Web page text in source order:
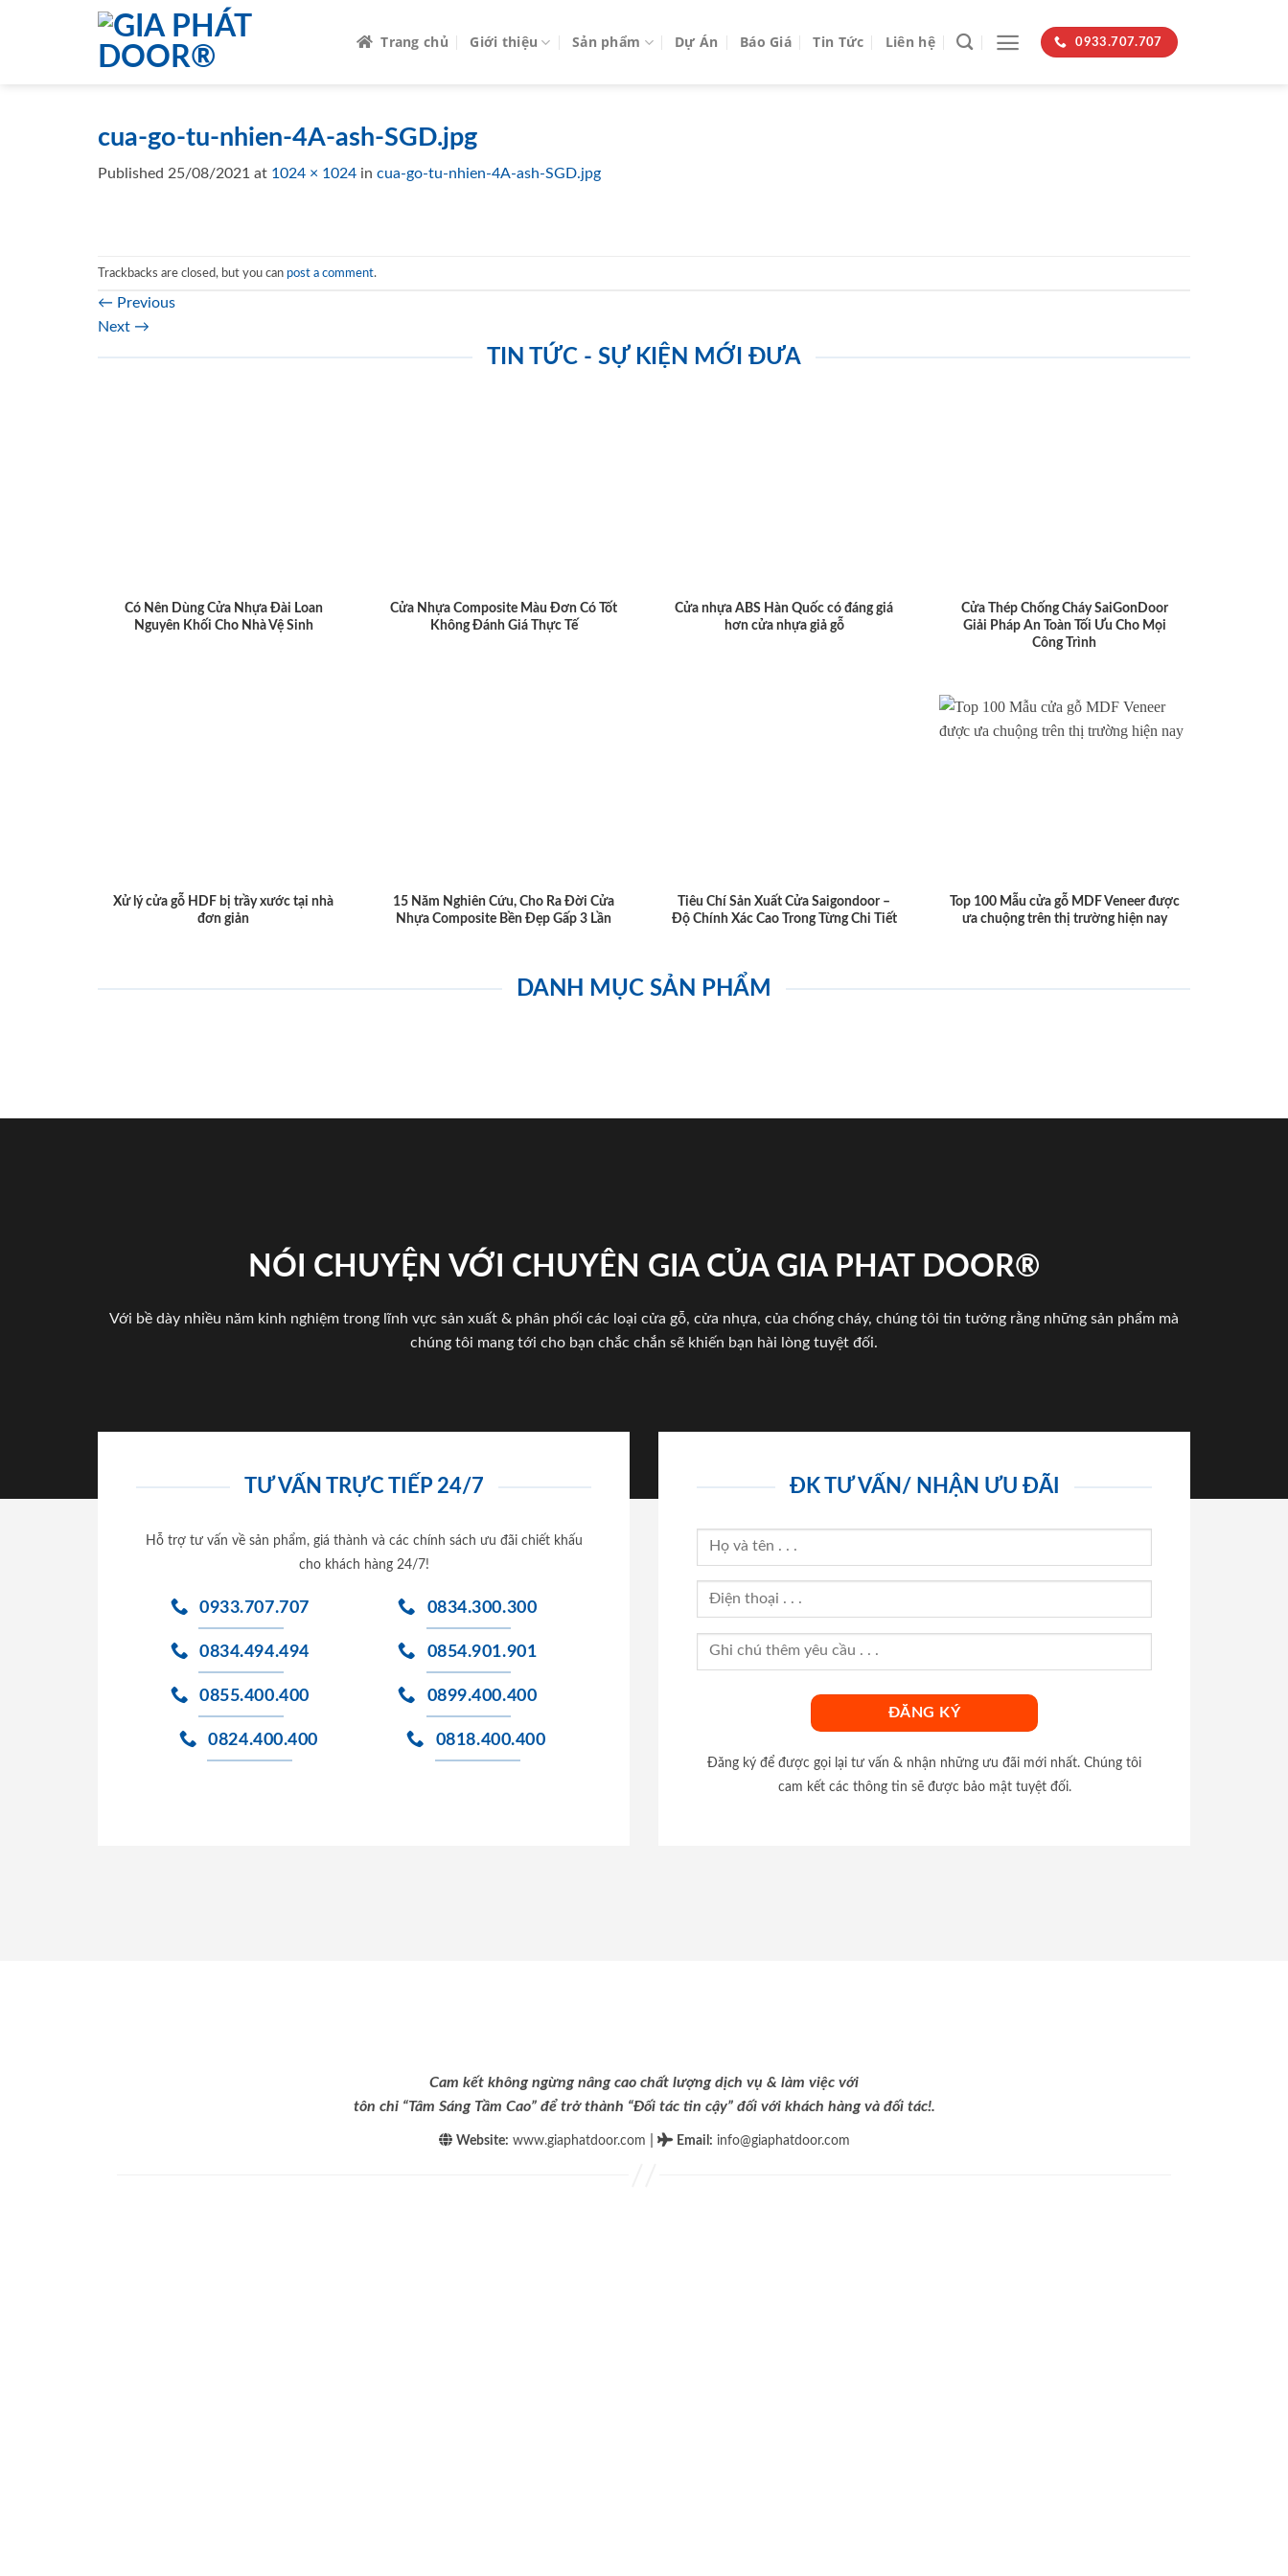
Trang chủ Giới thiệu Sản phẩm Dự Án Báo Giá Tin Tức Liên hệ 0933.707.707
cua-go-tu-nhien-4A-ash-SGD.jpg
Published 25/08/2021 at 1024 × 1024 in cua-go-tu-nhien-4A-ash-SGD.jpg
Trackbacks are closed, but you can post a comment.
← Previous
Next →
TIN TỨC - SỰ KIỆN MỚI ĐƯA
Có Nên Dùng Cửa Nhựa Đài Loan
Nguyên Khối Cho Nhà Vệ Sinh
Cửa Nhựa Composite Màu Đơn Có Tốt
Không Đánh Giá Thực Tế
Cửa nhựa ABS Hàn Quốc có đáng giá
hơn cửa nhựa giả gỗ
Cửa Thép Chống Cháy SaiGonDoor
Giải Pháp An Toàn Tối Ưu Cho Mọi
Công Trình
Xử lý cửa gỗ HDF bị trầy xước tại nhà
đơn giản
15 Năm Nghiên Cứu, Cho Ra Đời Cửa
Nhựa Composite Bền Đẹp Gấp 3 Lần
Tiêu Chí Sản Xuất Cửa Saigondoor –
Độ Chính Xác Cao Trong Từng Chi Tiết
Top 100 Mẫu cửa gỗ MDF Veneer được
ưa chuộng trên thị trường hiện nay
DANH MỤC SẢN PHẨM
NÓI CHUYỆN VỚI CHUYÊN GIA CỦA GIA PHAT DOOR®
Với bề dày nhiều năm kinh nghiệm trong lĩnh vực sản xuất & phân phối các loại cửa gỗ, cửa nhựa, của chống cháy, chúng tôi tin tưởng rằng những sản phẩm mà
chúng tôi mang tới cho bạn chắc chắn sẽ khiến bạn hài lòng tuyệt đối.
TƯ VẤN TRỰC TIẾP 24/7
Hỗ trợ tư vấn về sản phẩm, giá thành và các chính sách ưu đãi chiết khấu
cho khách hàng 24/7!
0933.707.707
0834.494.494
0855.400.400
0824.400.400
0834.300.300
0854.901.901
0899.400.400
0818.400.400
ĐK TƯ VẤN/ NHẬN ƯU ĐÃI
Đăng ký để được gọi lại tư vấn & nhận những ưu đãi mới nhất. Chúng tôi
cam kết các thông tin sẽ được bảo mật tuyệt đối.
Cam kết không ngừng nâng cao chất lượng dịch vụ & làm việc với
tôn chỉ “Tâm Sáng Tầm Cao” để trở thành “Đối tác tin cậy” đối với khách hàng và đối tác!.
Website: www.giaphatdoor.com Email : info@giaphatdoor.com